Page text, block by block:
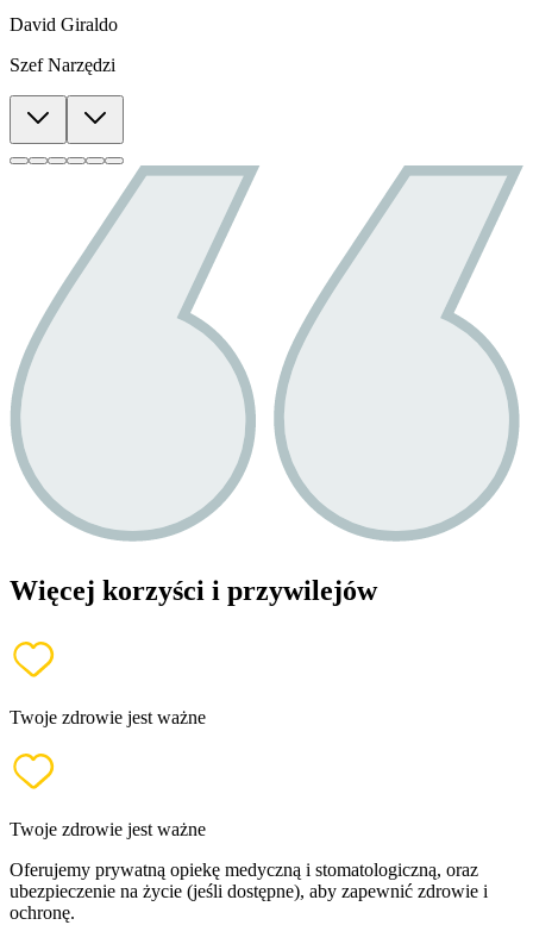
David Giraldo
Szef Narzędzi
Więcej korzyści i przywilejów
Twoje zdrowie jest ważne
Twoje zdrowie jest ważne
Oferujemy prywatną opiekę medyczną i stomatologiczną, oraz
ubezpieczenie na życie (jeśli dostępne), aby zapewnić zdrowie i
ochronę.